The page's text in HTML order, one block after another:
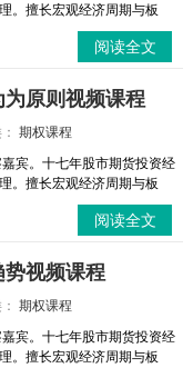
。擅长宏观经济周期与板
阅读全文
原则视频课程
期权课程
宾。十七年股市期货投资经
。擅长宏观经济周期与板
阅读全文
视频课程
期权课程
宾。十七年股市期货投资经
。擅长宏观经济周期与板